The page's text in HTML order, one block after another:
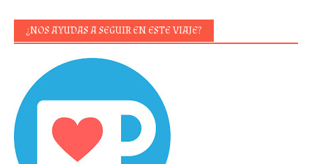
¿NOS AYUDAS A SEGUIR EN ESTE VIAJE?